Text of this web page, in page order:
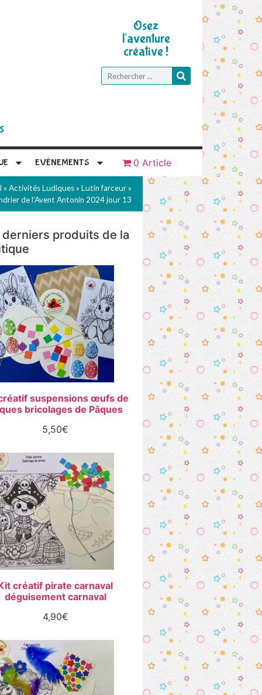
Osez
l'aventure
créative !
EVÉNEMENTS 0 Article
» Activités Ludiques» Lutin farceur»
de l’Avent Antonin 2024 jour 13
derniers produits de la
suspensions œufs de
bricolages de Pâques
5,50€
créatif pirate carnaval
déguisement carnaval
4,90€